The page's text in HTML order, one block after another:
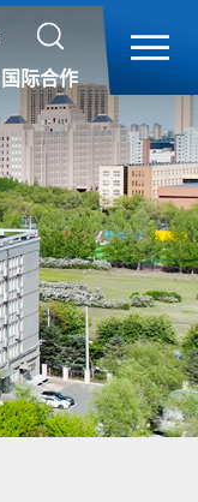
国际合作